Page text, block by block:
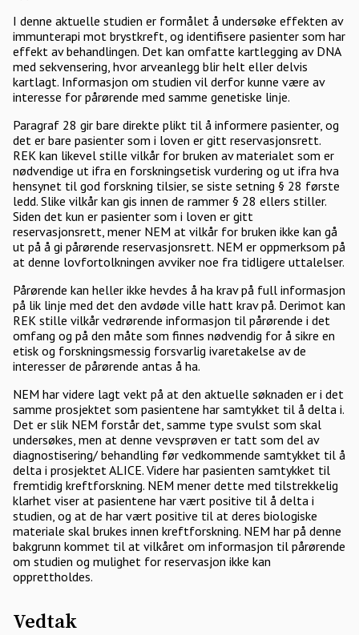
I denne aktuelle studien er formålet å undersøke effekten av
immunterapi mot brystkreft, og identifisere pasienter som har
effekt av behandlingen. Det kan omfatte kartlegging av DNA
med sekvensering, hvor arveanlegg blir helt eller delvis
kartlagt. Informasjon om studien vil derfor kunne være av
interesse for pårørende med samme genetiske linje.
Paragraf 28 gir bare direkte plikt til å informere pasienter, og
det er bare pasienter som i loven er gitt reservasjonsrett.
REK kan likevel stille vilkår for bruken av materialet som er
nødvendige ut ifra en forskningsetisk vurdering og ut ifra hva
hensynet til god forskning tilsier, se siste setning § 28 første
ledd. Slike vilkår kan gis innen de rammer § 28 ellers stiller.
Siden det kun er pasienter som i loven er gitt
reservasjonsrett, mener NEM at vilkår for bruken ikke kan gå
ut på å gi pårørende reservasjonsrett. NEM er oppmerksom på
at denne lovfortolkningen avviker noe fra tidligere uttalelser.
Pårørende kan heller ikke hevdes å ha krav på full informasjon
på lik linje med det den avdøde ville hatt krav på. Derimot kan
REK stille vilkår vedrørende informasjon til pårørende i det
omfang og på den måte som finnes nødvendig for å sikre en
etisk og forskningsmessig forsvarlig ivaretakelse av de
interesser de pårørende antas å ha.
NEM har videre lagt vekt på at den aktuelle søknaden er i det
samme prosjektet som pasientene har samtykket til å delta i.
Det er slik NEM forstår det, samme type svulst som skal
undersøkes, men at denne vevsprøven er tatt som del av
diagnostisering/ behandling før vedkommende samtykket til å
delta i prosjektet ALICE. Videre har pasienten samtykket til
fremtidig kreftforskning. NEM mener dette med tilstrekkelig
klarhet viser at pasientene har vært positive til å delta i
studien, og at de har vært positive til at deres biologiske
materiale skal brukes innen kreftforskning. NEM har på denne
bakgrunn kommet til at vilkåret om informasjon til pårørende
om studien og mulighet for reservasjon ikke kan
opprettholdes.
Vedtak